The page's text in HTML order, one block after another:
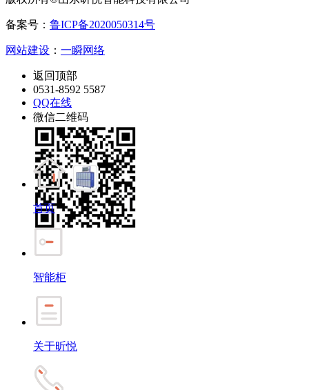
备案号： 鲁ICP备2020050314号
网站建设 ： 一瞬网络
返回顶部
0531-8592 5587
QQ在线
微信二维码
首页
智能柜
关于昕悦